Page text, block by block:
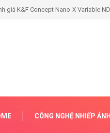
giá K&F Concept RGB Video Light
CÔNG NGHỆ NHIẾP ẢNH